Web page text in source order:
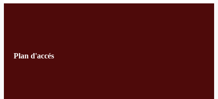
Plan d'accés